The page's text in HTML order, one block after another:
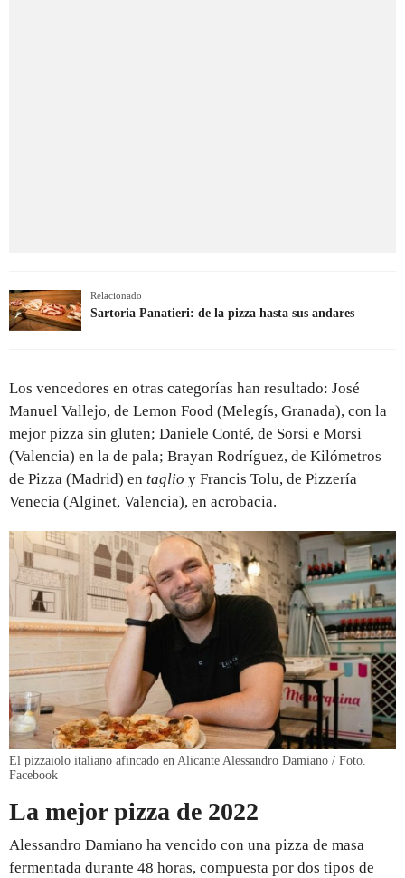
Relacionado
Sartoria Panatieri: de la pizza hasta sus andares
Los vencedores en otras categorías han resultado: José
Manuel Vallejo, de Lemon Food (Melegís, Granada), con la
mejor pizza sin gluten; Daniele Conté, de Sorsi e Morsi
(Valencia) en la de pala; Brayan Rodríguez, de Kilómetros
de Pizza (Madrid) en taglio y Francis Tolu, de Pizzería
Venecia (Alginet, Valencia), en acrobacia.
El pizzaiolo italiano afincado en Alicante Alessandro Damiano / Foto.
Facebook
La mejor pizza de 2022
Alessandro Damiano ha vencido con una pizza de masa
fermentada durante 48 horas, compuesta por dos tipos de